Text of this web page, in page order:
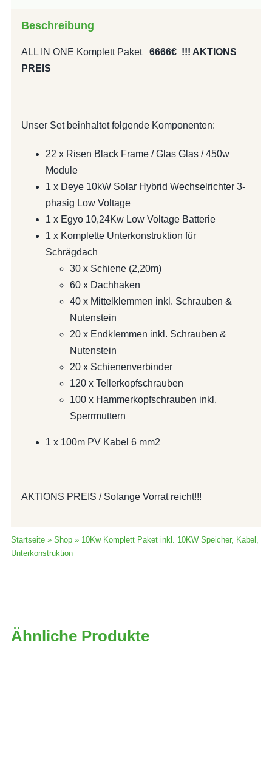
Beschreibung
ALL IN ONE Komplett Paket6666€ !!! AKTIONS
PREIS
Unser Set beinhaltet folgende Komponenten:
22 x Risen Black Frame / Glas Glas / 450w
Module
1 x Deye 10kW Solar Hybrid Wechselrichter 3-
phasig Low Voltage
1 x Egyo 10,24Kw Low Voltage Batterie
1 x Komplette Unterkonstruktion für
Schrägdach
30 x Schiene (2,20m)
60 x Dachhaken
40 x Mittelklemmen inkl. Schrauben &
Nutenstein
20 x Endklemmen inkl. Schrauben &
Nutenstein
20 x Schienenverbinder
120 x Tellerkopfschrauben
100 x Hammerkopfschrauben inkl.
Sperrmuttern
1 x 100m PV Kabel 6 mm2
AKTIONS PREIS / Solange Vorrat reicht!!!
Startseite» Shop» 10Kw Komplett Paket inkl. 10KW Speicher, Kabel,
Unterkonstruktion
Ähnliche Produkte